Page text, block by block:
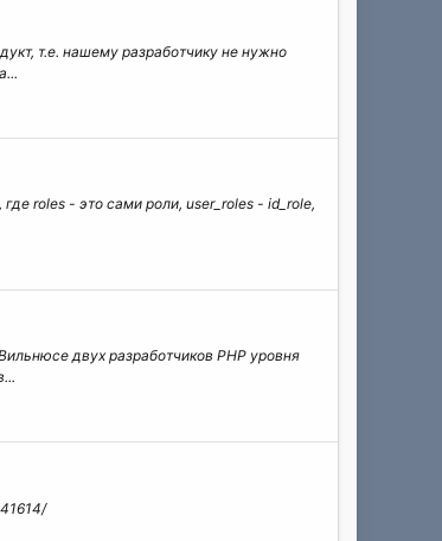
т.е. нашему разработчику не нужно
roles - это сами роли, user_roles - id_role,
двух разработчиков PHP уровня